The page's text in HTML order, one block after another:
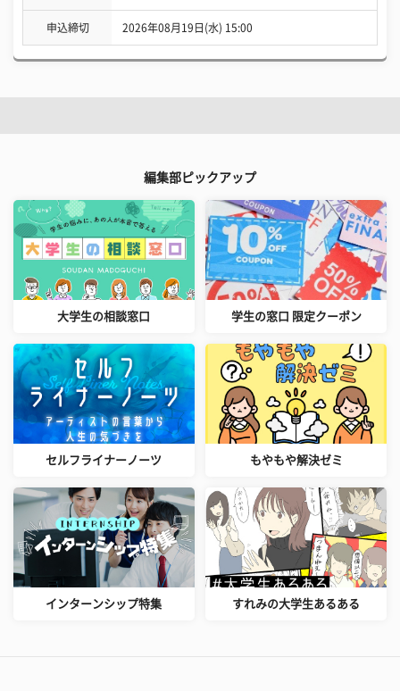
申込締切 2026年08月19日(水) 15:00
編集部ピックアップ
大学生の相談窓口 学生の窓口 限定クーポン
セルフライナーノーツ もやもや解決ゼミ
インターンシップ特集 すれみの大学生あるある